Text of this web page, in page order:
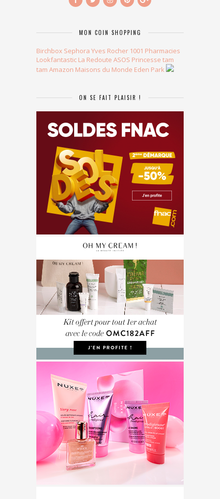
MON COIN SHOPPING
Birchbox Sephora Yves Rocher 1001 Pharmacies
Lookfantastic La Redoute ASOS Princesse tam
tam Amazon Maisons du Monde Eden Park
ON SE FAIT PLAISIR !